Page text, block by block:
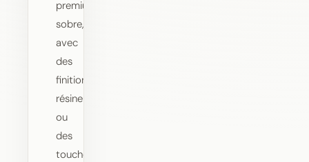
premium
sobre,
avec
des
finitions
résine
ou
des
touches